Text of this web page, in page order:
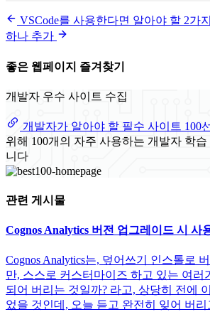
VSCode를 사용한다면 알아야 할 2가
하나 추가
좋은 웹페이지 즐겨찾기
개발자 우수 사이트 수집
개발자가 알아야 할 필수 사이트 100
위해 100개의 자주 사용하는 개발자 학
니다
관련 게시물
Cognos Analytics 버전 업그레이드 시 사
Cognos Analytics는, 덮어쓰기 인스톨로
만, 스스로 커스터마이즈 하고 있는 여러
되어 버리는 것일까? 라고, 상당히 전에
었을 것인데, 오늘 듣고 완전히 잊어 버